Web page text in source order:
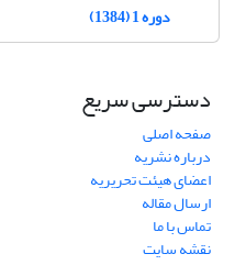
دوره 1 (1384)
دسترسی سریع
صفحه اصلی
درباره نشریه
اعضای هیئت تحریریه
ارسال مقاله
تماس با ما
نقشه سایت